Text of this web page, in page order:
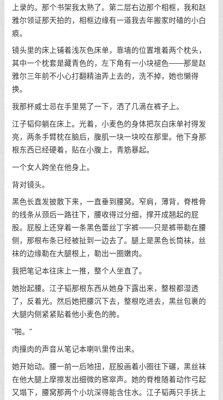
上录的。那个书架我太熟了。第二层右边那个相框，我和赵
雅尔领证那天拍的，相框边缘有一道我去年搬家时磕的小白
痕。
镜头里的床上铺着浅灰色床单，靠墙的位置堆着两个枕头，
其中一个枕套是藏青色的，左下角有一小块褪色——那是赵
雅尔三年前不小心打翻精油弄上去的，洗不掉，她也懒得
换。
我那杯威士忌在手里晃了一下，洒了几滴在裤子上。
江子韬仰躺在床上。光着，小麦色的身体把灰白床单衬得发
亮，两条手臂枕在脑后，腹肌一块一块咬在那里。他下身那
根东西已经硬着，贴在小腹上，青筋暴起。
一个女人跨坐在他身上。
背对镜头。
黑色长直发披散下来，一直垂到腰窝。窄肩，薄背，脊椎骨
的线条从颈后一路往下，腰收得过分细，撑开成翘起的屁
股。屁股上还穿着一条黑色蕾丝丁字裤——只是裤带勒在腰
侧，那根布条已经被扯到一边去了。腿上是黑色长筒袜，丝
袜的边缘勒在大腿根上，勒出一圈嫩肉。
我把笔记本往床上一推，整个人坐直了。
她抬起腰。江子韬那根东西从她身下露出来，整根都湿透
了，反着光。然后她把腰沉下去，整根吃进去，黑丝包裹的
大腿内侧紧紧贴着他小麦色的胯。
"啪。"
肉撞肉的声音从笔记本喇叭里传出来。
她开始动。腰一前一后地扭，屁股画着小圈往下碾，黑丝袜
在他大腿上摩擦发出细微的窸窣声。她的脊椎随着动作弓起
又塌下，腰窝那两个小坑深得能含住水。江子韬两只手抚上